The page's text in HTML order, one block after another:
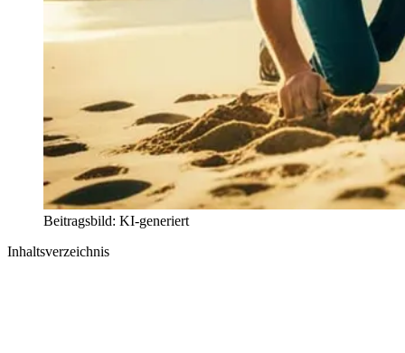
Beitragsbild: KI-generiert
Inhaltsverzeichnis